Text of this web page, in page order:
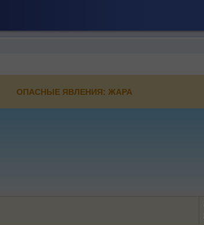
ОПАСНЫЕ ЯВЛЕНИЯ: ЖАРА